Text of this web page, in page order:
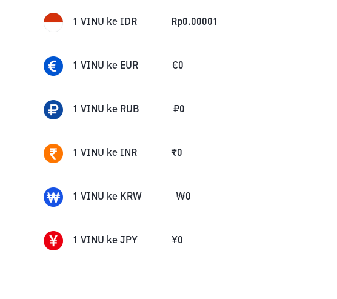
1 VINU ke IDR Rp0.00001
1 VINU ke EUR €0
1 VINU ke RUB ₽0
1 VINU ke INR ₹0
1 VINU ke KRW ₩0
1 VINU ke JPY ¥0